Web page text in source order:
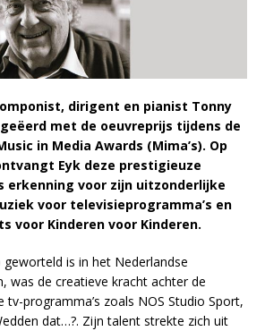
dirigent en pianist Tonny
met de oeuvreprijs tijdens de
in Media Awards (Mima’s). Op
Eyk deze prestigieuze
erkenning voor zijn uitzonderlijke
voor televisieprogramma’s en
voor Kinderen voor Kinderen.
geworteld is in het Nederlandse
was de creatieve kracht achter de
tv-programma’s zoals NOS Studio Sport,
dat…?. Zijn talent strekte zich uit